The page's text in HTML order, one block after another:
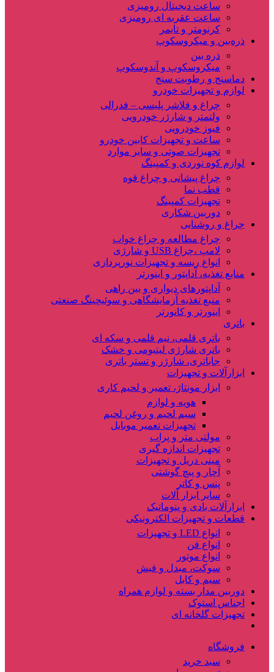
ساعت دیجیتال رومیزی
ساعت عقربه ای رومیزی
کرنومتر و تایمر
ذره‌بین و میکروسکوپ
ذره بین
میکروسکوپ و آندوسکوپ
دماسنج و رطوبت سنج
لوازم و تجهیزات خودرو
چراغ و فلاشر پلیسی – فدرالی
ولتمتر و شارژر خودرویی
فیوز خودرویی
ساعت و تجهیزات کابین خودرو
تجهیزات صوتی و سایر موارد
لوازم کوه نوردی و کمپینگ
چراغ پیشانی و چراغ قوه
قطب نما
تجهیزات کمپینگ
دوربین شکاری
چراغ و روشنایی
چراغ مطالعه و چراغ خواب
لامپ ،چراغ USB و شارژی
انواع ریسه و تجهیزات نورپردازی
منابع تغذیه، آداپتور و اینورتر
آداپتورهای دیواری و بین راهی
منبع تغذیه آزمایشگاهی و سوئیچینگ صنعتی
اینورتر و کانورتر
باتری
باتری قلمی، نیم قلمی و سکه ای
باتری شارژی لیتیومی و خشک
جاباتری، شارژر و تستر باتری
ابزارآلات و تجهیزات
ابزار مونتاژ، تعمیر و لحیم کاری
هویه و لوازم
سیم لحیم و روغن لحیم
تجهیزات تعمیر موبایل
مولتی متر و پراب
تجهیزات اندازه گیری
مینی دریل و تجهیزات
آچار و پیچ گوشتی
پنس و کاتر
سایر ابزار آلات
ابزارآلات بادی و پنوماتیک
قطعات و تجهیزات الکترونیکی
انواع LED و تجهیزات
انواع فن
انواع موتور
سوکت، مبدل و فیش
سیم و کابل
دوربین مدار بسته و لوازم همراه
اجناس استوک
تجهیزات گلخانه ای
فروشگاه
سبد خرید